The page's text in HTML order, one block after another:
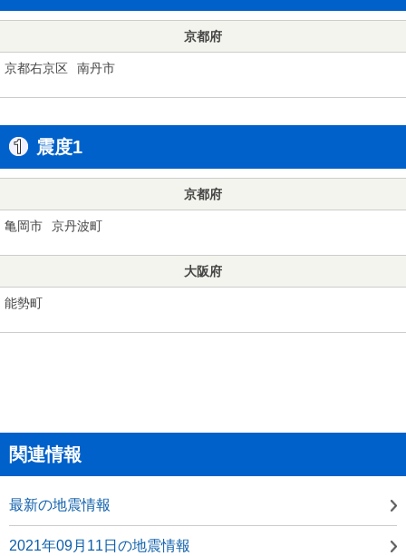
京都府
京都右京区 南丹市
震度1
京都府
亀岡市 京丹波町
大阪府
能勢町
関連情報
最新の地震情報
2021年09月11日の地震情報